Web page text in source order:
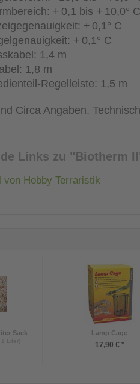
+ 0,1 bis + 10,0° C
+ 0,1° C
+ 0,1° C
1,4 m
1,8 m
Regelleiste: 1,5 m
Circa Angaben.
Links zu "Biotherm
von Hobby Terraristik
Sack
Liter)
Lamp Cage
17,90 € *